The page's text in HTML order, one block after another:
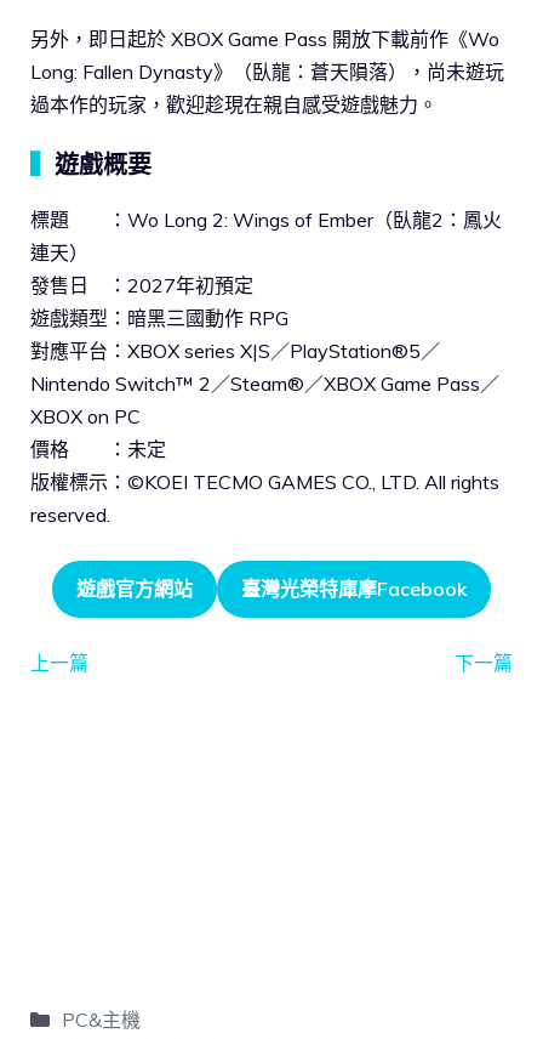
另外，即日起於 XBOX Game Pass 開放下載前作《Wo
Long: Fallen Dynasty》（臥龍：蒼天隕落），尚未遊玩
過本作的玩家，歡迎趁現在親自感受遊戲魅力。
遊戲概要
標題 ：Wo Long 2: Wings of Ember（臥龍2：鳳火
連天）
發售日 ：2027年初預定
遊戲類型：暗黑三國動作 RPG
對應平台：XBOX series X|S／PlayStation®5／
Nintendo Switch™ 2／Steam®／XBOX Game Pass／
XBOX on PC
價格 ：未定
版權標示：©KOEI TECMO GAMES CO., LTD. All rights
reserved.
遊戲官方網站 臺灣光榮特庫摩Facebook
上一篇 下一篇
PC&主機